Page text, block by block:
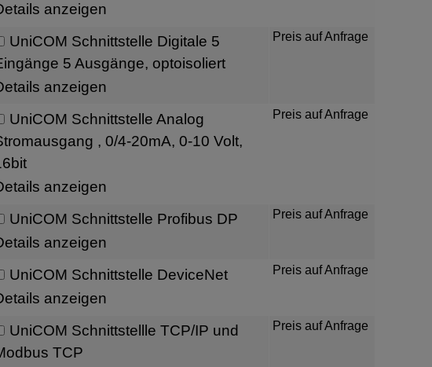
anzeigen
UniCOM Schnittstelle Digitale 5
5 Ausgänge, optoisoliert
anzeigen
Preis auf Anfrage
UniCOM Schnittstelle Analog
, 0/4-20mA, 0-10 Volt,
anzeigen
Preis auf Anfrage
UniCOM Schnittstelle Profibus DP
anzeigen
Preis auf Anfrage
UniCOM Schnittstelle DeviceNet
anzeigen
Preis auf Anfrage
UniCOM Schnittstellle TCP/IP und
TCP
Preis auf Anfrage